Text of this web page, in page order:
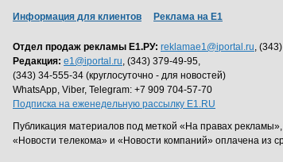
Информация для клиентов Реклама на Е1
Отдел продаж рекламы Е1.РУ: reklamae1@iportal.ru,
Редакция: e1@iportal.ru, (343) 379-49-95,
(343) 34-555-34 (круглосуточно - для новостей)
WhatsApp, Viber, Telegram: +7 909 704-57-70
Подписка на еженедельную рассылку E1.RU
Публикация материалов под меткой «На правах
«Новости телекома» и «Новости компаний» оплачена из